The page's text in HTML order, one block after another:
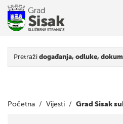
Pretraži događanja, odluke,
Početna / Vijesti / Grad Sisak